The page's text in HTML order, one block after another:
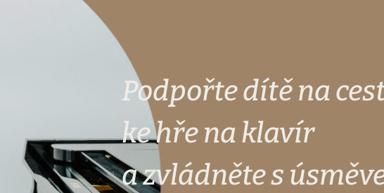
Podpořte dítě na
ke hře na klavír
a zvládněte s